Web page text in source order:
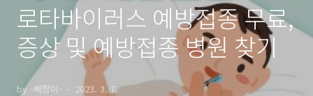
로타바이러스 예방접종 무료,
증상 및 예방접종 병원 찾기
by -베짱이- 2023. 3. 7.